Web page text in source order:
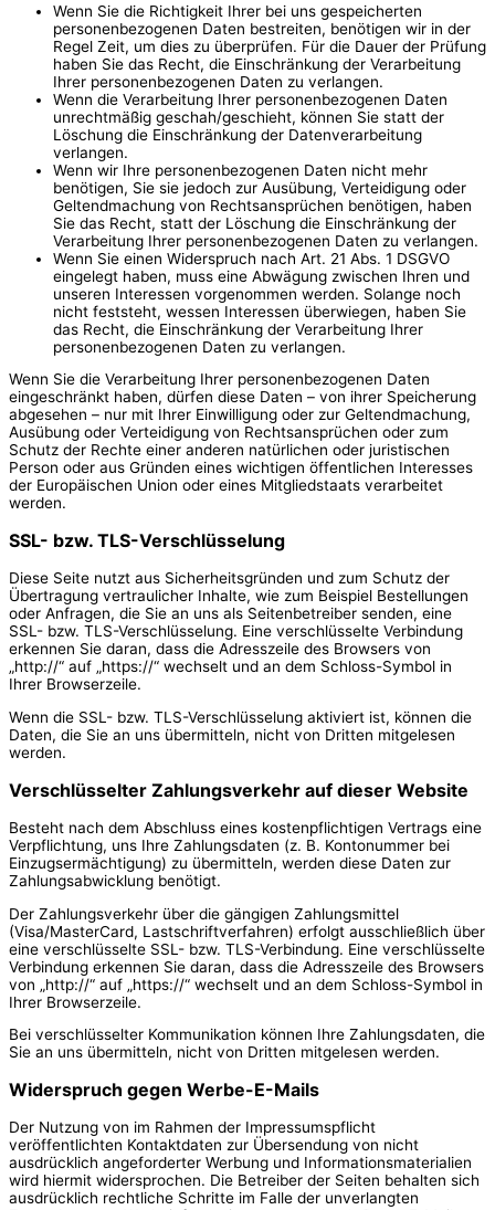
Wenn Sie die Richtigkeit Ihrer bei uns gespeicherten
personenbezogenen Daten bestreiten, benötigen wir in der
Regel Zeit, um dies zu überprüfen. Für die Dauer der Prüfung
haben Sie das Recht, die Einschränkung der Verarbeitung
Ihrer personenbezogenen Daten zu verlangen.
Wenn die Verarbeitung Ihrer personenbezogenen Daten
unrechtmäßig geschah/geschieht, können Sie statt der
Löschung die Einschränkung der Datenverarbeitung
verlangen.
Wenn wir Ihre personenbezogenen Daten nicht mehr
benötigen, Sie sie jedoch zur Ausübung, Verteidigung oder
Geltendmachung von Rechtsansprüchen benötigen, haben
Sie das Recht, statt der Löschung die Einschränkung der
Verarbeitung Ihrer personenbezogenen Daten zu verlangen.
Wenn Sie einen Widerspruch nach Art. 21 Abs. 1 DSGVO
eingelegt haben, muss eine Abwägung zwischen Ihren und
unseren Interessen vorgenommen werden. Solange noch
nicht feststeht, wessen Interessen überwiegen, haben Sie
das Recht, die Einschränkung der Verarbeitung Ihrer
personenbezogenen Daten zu verlangen.
Wenn Sie die Verarbeitung Ihrer personenbezogenen Daten
eingeschränkt haben, dürfen diese Daten – von ihrer Speicherung
abgesehen – nur mit Ihrer Einwilligung oder zur Geltendmachung,
Ausübung oder Verteidigung von Rechtsansprüchen oder zum
Schutz der Rechte einer anderen natürlichen oder juristischen
Person oder aus Gründen eines wichtigen öffentlichen Interesses
der Europäischen Union oder eines Mitgliedstaats verarbeitet
werden.
SSL- bzw. TLS-Verschlüsselung
Diese Seite nutzt aus Sicherheitsgründen und zum Schutz der
Übertragung vertraulicher Inhalte, wie zum Beispiel Bestellungen
oder Anfragen, die Sie an uns als Seitenbetreiber senden, eine
SSL- bzw. TLS-Verschlüsselung. Eine verschlüsselte Verbindung
erkennen Sie daran, dass die Adresszeile des Browsers von
„http://“ auf „https://“ wechselt und an dem Schloss-Symbol in
Ihrer Browserzeile.
Wenn die SSL- bzw. TLS-Verschlüsselung aktiviert ist, können die
Daten, die Sie an uns übermitteln, nicht von Dritten mitgelesen
werden.
Verschlüsselter Zahlungsverkehr auf dieser Website
Besteht nach dem Abschluss eines kostenpflichtigen Vertrags eine
Verpflichtung, uns Ihre Zahlungsdaten (z. B. Kontonummer bei
Einzugsermächtigung) zu übermitteln, werden diese Daten zur
Zahlungsabwicklung benötigt.
Der Zahlungsverkehr über die gängigen Zahlungsmittel
(Visa/MasterCard, Lastschriftverfahren) erfolgt ausschließlich über
eine verschlüsselte SSL- bzw. TLS-Verbindung. Eine verschlüsselte
Verbindung erkennen Sie daran, dass die Adresszeile des Browsers
von „http://“ auf „https://“ wechselt und an dem Schloss-Symbol in
Ihrer Browserzeile.
Bei verschlüsselter Kommunikation können Ihre Zahlungsdaten, die
Sie an uns übermitteln, nicht von Dritten mitgelesen werden.
Widerspruch gegen Werbe-E-Mails
Der Nutzung von im Rahmen der Impressumspflicht
veröffentlichten Kontaktdaten zur Übersendung von nicht
ausdrücklich angeforderter Werbung und Informationsmaterialien
wird hiermit widersprochen. Die Betreiber der Seiten behalten sich
ausdrücklich rechtliche Schritte im Falle der unverlangten